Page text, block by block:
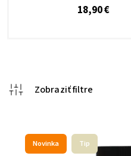
18,90 €
Novinka Tip